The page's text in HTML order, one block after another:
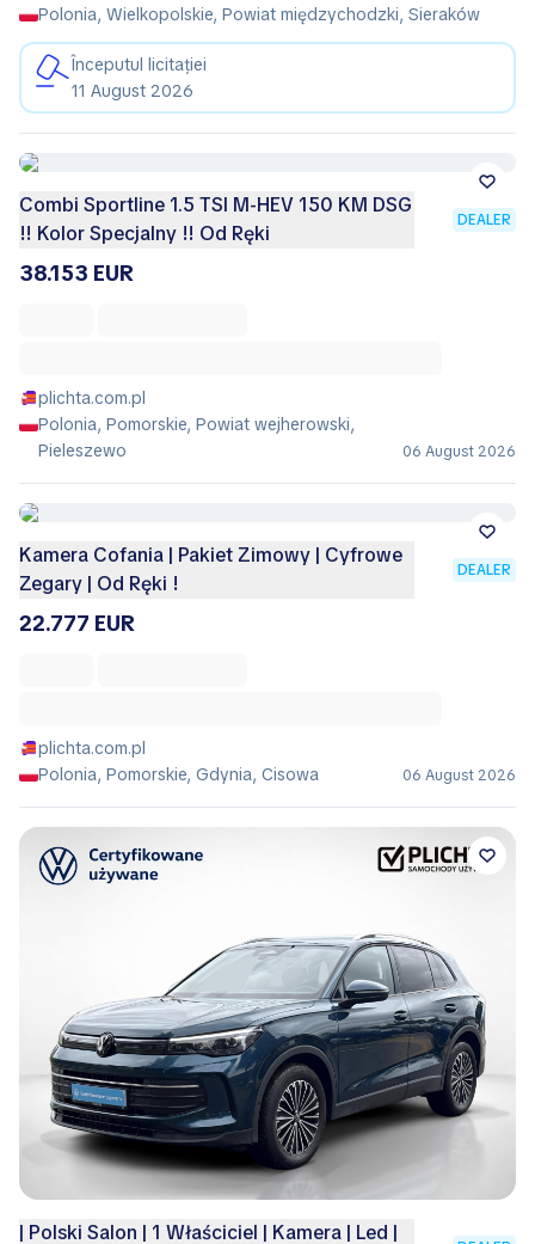
Polonia, Wielkopolskie, Powiat międzychodzki, Sieraków
Începutul licitației
11 August 2026
Combi Sportline 1.5 TSI M-HEV 150 KM DSG
!! Kolor Specjalny !! Od Ręki
DEALER
38.153 EUR
plichta.com.pl
Polonia, Pomorskie, Powiat wejherowski,
Pieleszewo
06 August 2026
Kamera Cofania | Pakiet Zimowy | Cyfrowe
Zegary | Od Ręki !
DEALER
22.777 EUR
plichta.com.pl
Polonia, Pomorskie, Gdynia, Cisowa
06 August 2026
| Polski Salon | 1 Właściciel | Kamera | Led |